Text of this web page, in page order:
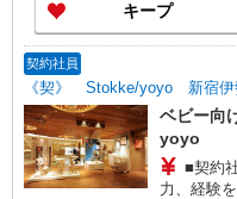
同条件 【手当】固定残業手当／資格手当／店舗職
制手当／
当の種類
時にお尋
キープ
契約社員
《契》 Stokke/yoyo 新宿伊
ベビー向
yoyo
■契約
力、経験